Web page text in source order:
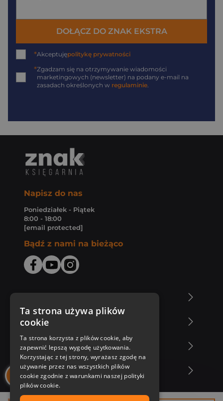
DOŁĄCZ DO ZNAK EKSTRA
*Akceptujępolitykę prywatności
*Zgadzam się na otrzymywanie wiadomości
marketingowych (newsletter) na podany e-mail na
zasadach określonych w regulaminie
Napisz do nas
Poniedziałek - Piątek
8:00 - 18:00
[email protected]
Bądź z nami na bieżąco
Zakupy u nas
Nasza oferta
Nasi autorzy
Ta strona używa plików
cookie
Ta strona korzysta z plików cookie, aby
zapewnić lepszą wygodę użytkowania.
Korzystając z tej strony, wyrażasz zgodę na
używanie przez nas wszystkich plików
cookie zgodnie z warunkami naszej polityki
plików cookie.